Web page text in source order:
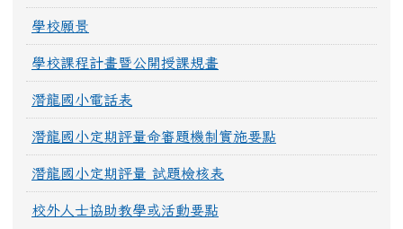
學校願景
學校課程計畫暨公開授課規畫
潛龍國小電話表
潛龍國小定期評量命審題機制實施要點
潛龍國小定期評量 試題檢核表
校外人士協助教學或活動要點